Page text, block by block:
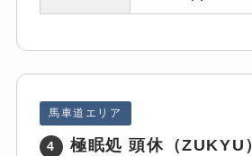
馬車道エリア
4 極眠処 頭休（ZUKYU